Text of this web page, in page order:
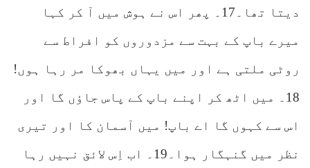
دیتا تھا۔17۔ پھر اس نے ہوش میں آ کر کہا
میرے باپ کے بہت سے مزدوروں کو افراط سے
روٹی ملتی ہے اور میں یہاں بھوکا مر رہا ہوں!
18۔ میں اٹھ کر اپنے باپ کے پاس جاؤں گا اور
اس سے کہوں گا اے باپ! میں آسمان کا اور تیری
نظر میں گنہگار ہوا۔19۔ اب اِس لائق نہیں رہا